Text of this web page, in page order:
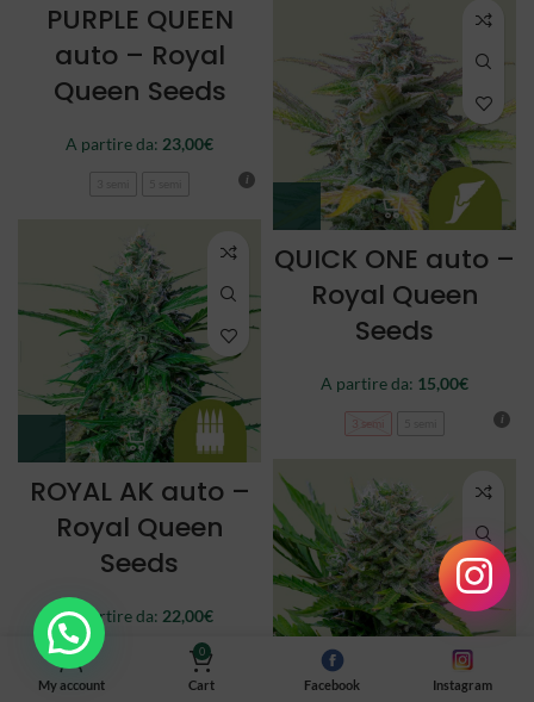
PURPLE QUEEN
auto – Royal
Queen Seeds
A partire da: 23,00€
QUICK ONE auto –
Royal Queen
Seeds
A partire da: 15,00€
3 semi
ROYAL AK auto –
Royal Queen
Seeds
A partire da: 22,00€
3 semi
My account
0
Cart Facebook Instagram